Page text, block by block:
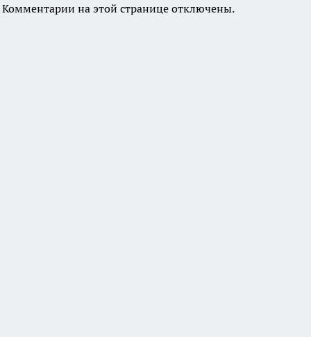
Комментарии на этой странице отключены.